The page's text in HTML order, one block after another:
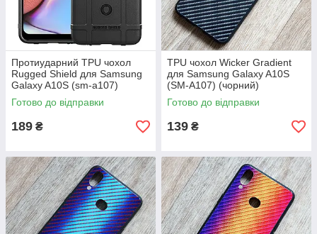
Протиударний TPU чохол
Rugged Shield для Samsung
Galaxy A10S (sm-a107)
Готово до відправки
189 ₴
TPU чохол Wicker Gradient
для Samsung Galaxy A10S
(SM-A107) (чорний)
Готово до відправки
139 ₴